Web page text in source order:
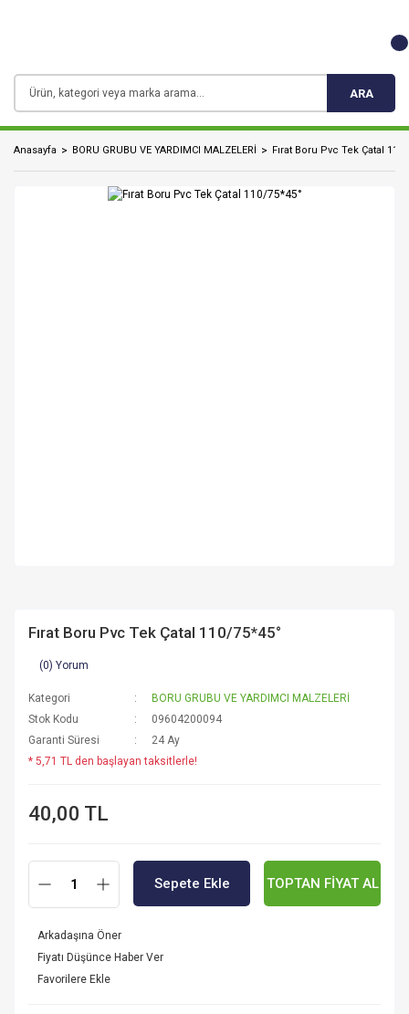
ARA
Anasayfa BORU GRUBU VE YARDIMCI MALZELERİ Fırat Boru Pvc Tek Çatal
Fırat Boru Pvc Tek Çatal 110/75*45°
(0) Yorum
Kategori
BORU GRUBU VE YARDIMCI MALZELERİ
Stok Kodu
09604200094
Garanti Süresi
24 Ay
* 5,71 TL den başlayan taksitlerle!
40,00 TL
Sepete Ekle TOPTAN FİYAT AL
Arkadaşına Öner
Fiyatı Düşünce Haber Ver